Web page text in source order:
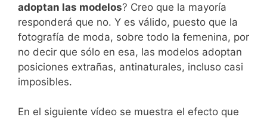
adoptan las modelos? Creo que la mayoría
responderá que no. Y es válido, puesto que la
fotografía de moda, sobre todo la femenina, por
no decir que sólo en esa, las modelos adoptan
posiciones extrañas, antinaturales, incluso casi
imposibles.
En el siguiente vídeo se muestra el efecto que